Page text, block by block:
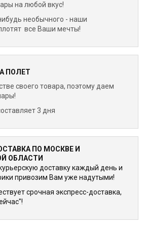
на любой вкус!
необычного - наши
все Ваши мечты!
ПОЛЕТ
своего товара, поэтому даем
3 дня
ПО МОСКВЕ И
ОБЛАСТИ
доставку каждый день и
привозим Вам уже надутыми!
срочная экспресс-доставка,